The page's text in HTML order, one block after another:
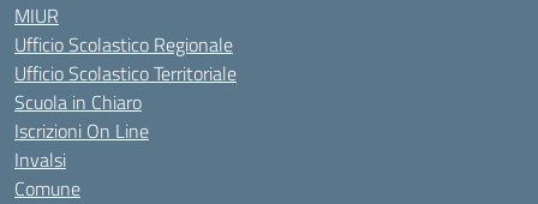
MIUR
Ufficio Scolastico Regionale
Ufficio Scolastico Territoriale
Scuola in Chiaro
Iscrizioni On Line
Invalsi
Comune